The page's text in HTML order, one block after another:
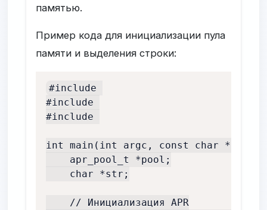
памятью.
Пример кода для инициализации пула
памяти и выделения строки:
#include
#include
#include
int main(int argc, const char
    apr_pool_t *pool;
    char *str;
    // Инициализация APR